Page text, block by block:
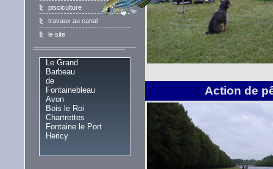
pisciculture
travaux au canal
le site
Le Grand
Barbeau
de
Fontainebleau
Avon
Bois le Roi
Chartrettes
Fontaine le Port
Hericy
Action de